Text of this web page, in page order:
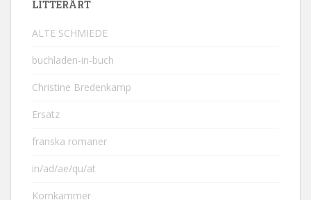
LITTERÄRT
ALTE SCHMIEDE
buchladen-in-buch
Christine Bredenkamp
Ersatz
franska romaner
in/ad/ae/qu/at
Kornkammer